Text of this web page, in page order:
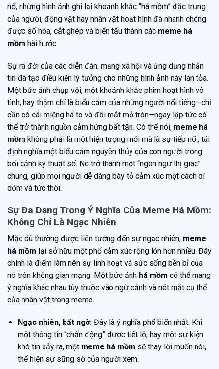
nổ, những hình ảnh ghi lại khoảnh khắc “há mồm” đặc trưng
của người, động vật hay nhân vật hoạt hình đã nhanh chóng
được số hóa, cắt ghép và biến tấu thành các meme há
mồm hài hước.
Sự ra đời của các diễn đàn, mạng xã hội và ứng dụng nhắn
tin đã tạo điều kiện lý tưởng cho những hình ảnh này lan tỏa.
Một bức ảnh chụp vội, một khoảnh khắc phim hoạt hình vô
tình, hay thậm chí là biểu cảm của những người nổi tiếng—chỉ
cần có cái miệng há to và đôi mắt mở tròn—ngay lập tức có
thể trở thành nguồn cảm hứng bất tận. Có thể nói, meme há
mồm không phải là một hiện tượng mới mà là sự tiếp nối, tái
định nghĩa một biểu cảm nguyên thủy của con người trong
bối cảnh kỹ thuật số. Nó trở thành một “ngôn ngữ thị giác”
chung, giúp mọi người dễ dàng bày tỏ cảm xúc một cách dí
dỏm và tức thời.
Sự Đa Dạng Trong Ý Nghĩa Của Meme Há Mồm:
Không Chỉ Là Ngạc Nhiên
Mặc dù thường được liên tưởng đến sự ngạc nhiên, meme
há mồm lại sở hữu một phổ cảm xúc rộng lớn hơn nhiều. Đây
chính là điểm làm nên sự linh hoạt và sức sống bền bỉ của
nó trên không gian mạng. Một bức ảnh há mồm có thể mang
ý nghĩa khác nhau tùy thuộc vào ngữ cảnh và nét mặt cụ thể
của nhân vật trong meme.
Ngạc nhiên, bất ngờ:Đây là ý nghĩa phổ biến nhất. Khi
một thông tin “chấn động” được tiết lộ, hay một sự kiện
khó tin xảy ra, một meme há mồm sẽ thay lời muốn nói,
thể hiện sự sững sờ của người xem.